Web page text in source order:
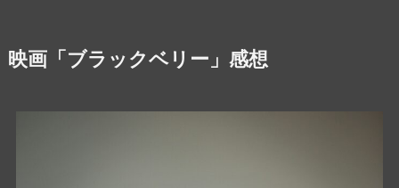
映画「ブラックベリー」感想